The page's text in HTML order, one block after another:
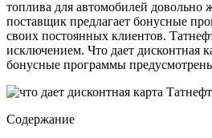
топлива для автомобилей довольно
поставщик предлагает бонусные
своих постоянных клиентов.
исключением. Что дает дисконтная
бонусные программы
Содержание